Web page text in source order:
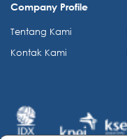
Company Profile
Tentang Kami
Kontak Kami